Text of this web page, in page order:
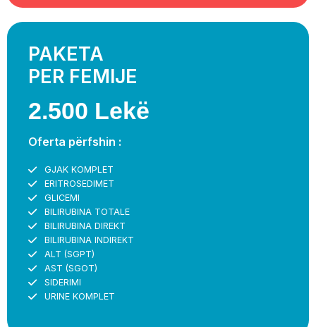
PAKETA
PER FEMIJE
2.500 Lekë
Oferta përfshin :
GJAK KOMPLET
ERITROSEDIMET
GLICEMI
BILIRUBINA TOTALE
BILIRUBINA DIREKT
BILIRUBINA INDIREKT
ALT (SGPT)
AST (SGOT)
SIDERIMI
URINE KOMPLET